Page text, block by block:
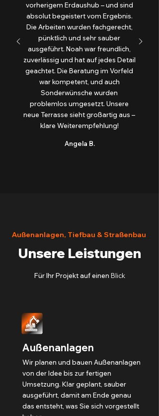
vorherigem Erdaushub – und sind
absolut begeistert vom Ergebnis.
Die Arbeiten wurden fachgerecht,
pünktlich und sehr sauber
ausgeführt. Noah war freundlich,
zuverlässig und hat auf jedes Detail
geachtet. Die Beratung im Vorfeld
war kompetent, und auch
Sonderwünsche wurden
problemlos umgesetzt. Unsere
neue Terrasse sieht großartig aus –
klare Weiterempfehlung!
Angela B.
Außenanlagen, Tiefbau & Straßenbau
Unsere Leistungen
Für Ihr Projekt auf einen Blick
Außenanlagen
Wir planen und bauen Außenanlagen
von der Idee bis zur fertigen
Umsetzung. Klar geplant, sauber
ausgeführt, damit am Ende genau
das entsteht, was Sie sich vorgestellt